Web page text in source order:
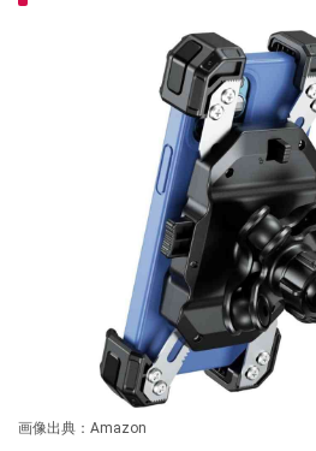
画像出典：Amazon